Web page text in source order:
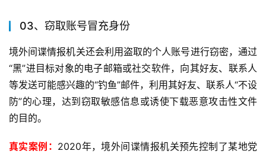
03、窃取账号冒充身份
境外间谍情报机关还会利用盗取的个人账号进行窃密，通过
“黑”进目标对象的电子邮箱或社交软件，向其好友、联系人
等发送可能感兴趣的“钓鱼”邮件，利用其好友、联系人“不设
防”的心理，达到窃取敏感信息或诱使下载恶意攻击性文件
的目的。
真实案例： 2020年，境外间谍情报机关预先控制了某地党